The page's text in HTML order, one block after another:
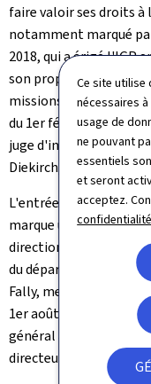
Ce site utilise
nécessaires
usage de
ne pouvant
essentiels
et seront
acceptez.
confidentialité
faire valoir ses droits
notamment marqué
2018, qui a érigé l'IGP
son propre personnel,
missions et
du 1er février 2026,
juge d'instruction
Diekirch, prend la tête
L'entrée en fonction
marque une nouvelle
direction de
du départ en retraite
Fally, membre de la
1er août 2025. Depuis
général adjoint est
directeur de la région